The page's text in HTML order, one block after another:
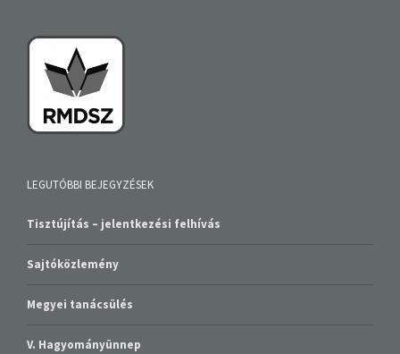
LEGUTÓBBI BEJEGYZÉSEK
Tisztújítás – jelentkezési felhívás
Sajtóközlemény
Megyei tanácsülés
V. Hagyományünnep